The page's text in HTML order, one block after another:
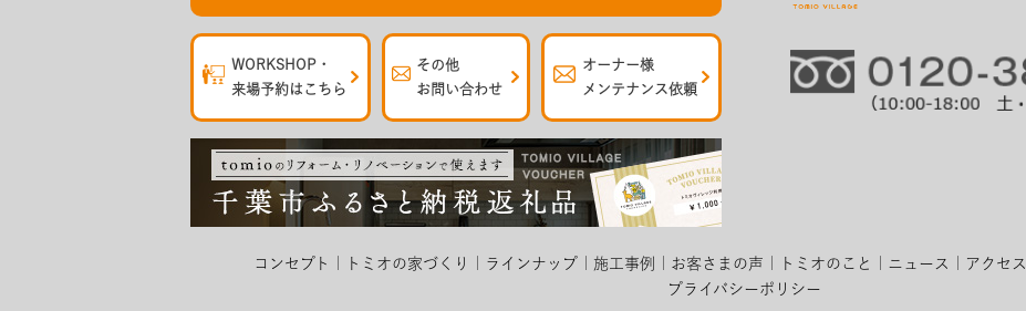
WORKSHOP・
来場予約はこちら
その他
お問い合わせ
オーナー様
メンテナンス依頼
コンセプト トミオの家づくり ラインナップ 施工事例 お客さまの声 トミオのこと ニュース アクセス
プライバシーポリシー